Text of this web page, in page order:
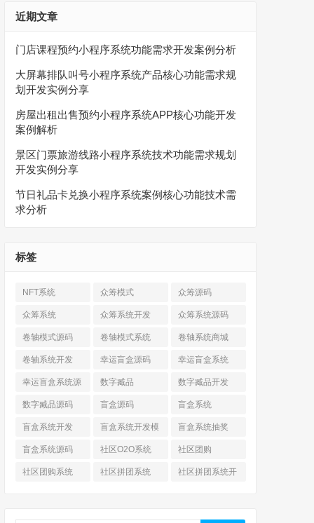
近期文章
门店课程预约小程序系统功能需求开发案例分析
大屏幕排队叫号小程序系统产品核心功能需求规
划开发实例分享
房屋出租出售预约小程序系统APP核心功能开发
案例解析
景区门票旅游线路小程序系统技术功能需求规划
开发实例分享
节日礼品卡兑换小程序系统案例核心功能技术需
求分析
标签
NFT系统 众筹模式 众筹源码
众筹系统 众筹系统开发 众筹系统源码
卷轴模式源码 卷轴模式系统 卷轴系统商城
卷轴系统开发 幸运盲盒源码 幸运盲盒系统
幸运盲盒系统源
码
数字臧品 数字臧品开发
数字臧品源码 盲盒源码 盲盒系统
盲盒系统开发
盲盒系统开发模
式
盲盒系统抽奖
盲盒系统源码 社区O2O系统 社区团购
社区团购系统 社区拼团系统
社区拼团系统开